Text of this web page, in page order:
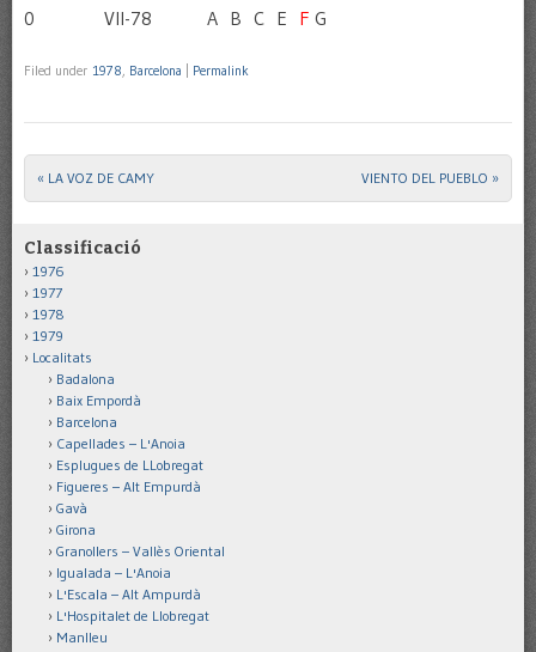
0 VII-78 A B C E F G
Filed under 1978, Barcelona Permalink
Post navigation
« LA VOZ DE CAMY VIENTO DEL PUEBLO »
Classificació
1976
1977
1978
1979
Localitats
Badalona
Baix Empordà
Barcelona
Capellades – L'Anoia
Esplugues de LLobregat
Figueres – Alt Empurdà
Gavà
Girona
Granollers – Vallès Oriental
Igualada – L'Anoia
L'Escala – Alt Ampurdà
L'Hospitalet de Llobregat
Manlleu